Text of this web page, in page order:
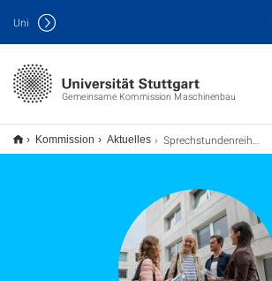
Gemeinsame Kommission Maschinenbau
Uni
Kommission Aktuelles Sprechstundenreihe "Gemeinsam durchs Studium"